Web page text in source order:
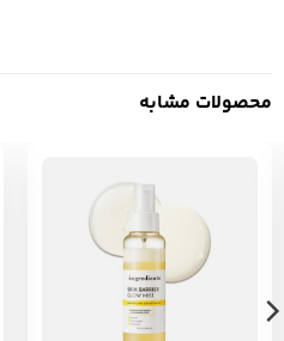
محصولات مشابه